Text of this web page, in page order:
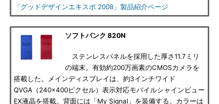
「グッドデザインエキスポ 2008」製品紹介ページ
ソフトバンク 820N
ステンレスパネルを採用した厚さ11.7ミリ
の端末。有効約200万画素のCMOSカメラを
搭載した。メインディスプレイは、約3インチワイド
QVGA（240×400ピクセル）表示対応モバイルシャインビュー
EX液晶を搭載。背面には「My Signal」を装備する。カラーは